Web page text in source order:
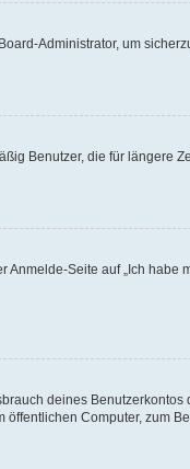
Administrator, um
Benutzer, die für längere
Anmelde-Seite auf „Ich habe
deines Benutzerkontos
öffentlichen Computer, zum